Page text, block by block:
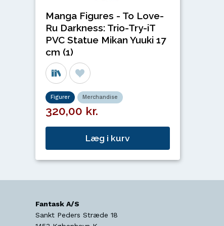
Manga Figures - To Love-
Ru Darkness: Trio-Try-iT
PVC Statue Mikan Yuuki 17
cm (1)
Figurer Merchandise
320,00 kr.
Læg i kurv
Fantask A/S
Sankt Peders Stræde 18